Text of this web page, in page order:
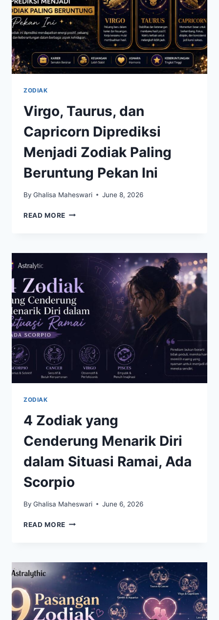
ZODIAK
Virgo, Taurus, dan
Capricorn Diprediksi
Menjadi Zodiak Paling
Beruntung Pekan Ini
By Ghalisa Maheswari June 8, 2026
READ MORE VIRGO,
DIPREDIKSI
MENJADI
PALING
BERUNTUNG
PEKAN
INI
ZODIAK
4 Zodiak yang
Cenderung Menarik Diri
dalam Situasi Ramai, Ada
Scorpio
By Ghalisa Maheswari June 6, 2026
READ MORE 4
MENARIK
DIRI
DALAM
SITUASI
RAMAI,
ADA